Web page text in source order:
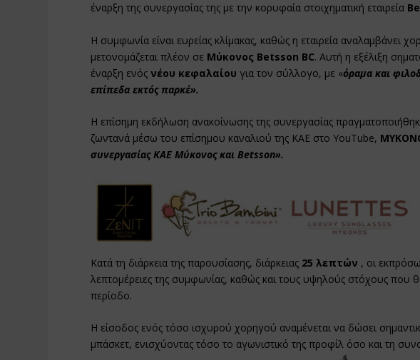
έναρξη της συνεργασίας της με την κορυφαία στοιχηματική εταιρεία
Η συμφωνία είναι ευρείας κλίμακας, καθώς η εταιρεία αναλαμβάνει
μετονομάζεται πλέον σε Μύκονος Betsson BC. Αυτή η εξέλιξη
έναρξη ενόςνέου κεφαλαίου για τον σύλλογο, με «όραμα και
επίπεδα εκτός παρκέ».
Η επίσημη εκδήλωση ανακοίνωσης της συνεργασίας
ζωντανά μέσω του επίσημου καναλιού της ΚΑΕ στο YouTube,
συνεργασίας ΚΑΕ Μύκονος και Betsson».
Κατά τη διάρκεια της παρουσίασης, διάρκειας 25 λεπτών , οι
λεπτομέρειες της συμφωνίας, καθώς και τους υψηλούς στόχους που
περίοδο.
Η είσοδος ενός τόσο ισχυρού χορηγού αναμένεται να δώσει
μπάσκετ, ενισχύοντας τόσο το αγωνιστικό της προφίλ όσο και τη